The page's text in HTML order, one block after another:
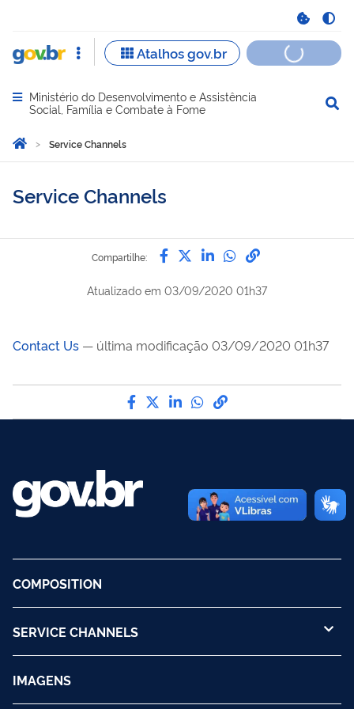
Abrir menu principal de navegação
Ministério do Desenvolvimento e Assistência
Social, Família e Combate à Fome
Você está aqui:
Página Inicial
Service Channels
Service Channels
Compartilhe: Compartilhe por Facebook
Compartilhe por Twitter
Compartilhe por
Compartilhe
link para
Atualizado em 03/09/2020 01h37
Contact Us — última modificação 03/09/2020 01h37
Compartilhe por Facebook
Compartilhe por Twitter
Compartilhe por
Compartilhe por
link para Copiar
COMPOSITION
SERVICE CHANNELS
IMAGENS